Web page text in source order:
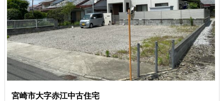
宮崎市大字赤江中古住宅